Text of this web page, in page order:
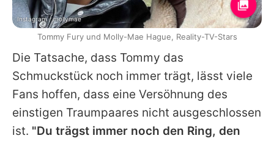
Die Tatsache, dass Tommy das
Schmuckstück noch immer trägt, lässt viele
Fans hoffen, dass eine Versöhnung des
einstigen Traumpaares nicht ausgeschlossen
ist. "Du trägst immer noch den Ring, den
Instagram / mollymae
Tommy Fury und Molly-Mae Hague, Reality-TV-Stars